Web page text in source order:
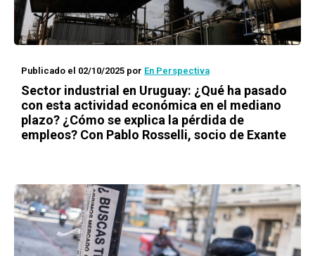
Publicado el 02/10/2025 por En Perspectiva
Sector industrial en Uruguay: ¿Qué ha pasado
con esta actividad económica en el mediano
plazo? ¿Cómo se explica la pérdida de
empleos? Con Pablo Rosselli, socio de Exante